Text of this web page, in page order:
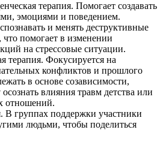
терапия. Помогает создавать
эмоциями и поведением.
и менять деструктивные
помогает в изменении
на стрессовые ситуации.
терапия. Фокусируется на
конфликтов и прошлого
в основе созависимости,
влияния травм детства или
отношений.
В группах поддержки участники
людьми, чтобы поделиться